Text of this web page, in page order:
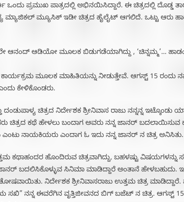
ಒಂದು ಪ್ರಮುಖ ಪಾತ್ರದಲ್ಲಿ ಅಭಿನಯಿಸಿದ್ದಾರೆ. ಈ ಚಿತ್ರದಲ್ಲಿ ದೊಡ್ಡ
ಮ್ಯಾಜಿಕಲ್ ಮ್ಯೂಸಿಕ್ ಇಡೀ ಚಿತ್ರದ ಹೈಲೈಟ್ ಆಗಲಿದೆ. ಒಟ್ಟು ಆರು
ಆನಂದ್ ಆಡಿಯೋ ಮೂಲಕ ಬಿಡುಗಡೆಯಾಗಿದ್ದು , ‘ಚಿನ್ನಮ್ಮ’…
ಕಾರ್ಯಕ್ರಮ ಮೂಲಕ ಮಾಹಿತಿಯನ್ನು ನೀಡುತ್ತೇವೆ. ಆಗಸ್ಟ್ 15 ರಂದು
ಕೇಳಿಕೊಂಡರು.
ಚಿತ್ರದ ನಿರ್ದೇಶಕ ಶ್ರೀನಿವಾಸ ರಾಜು ನನ್ನನ್ನ
ಕಥೆ ಹೇಳಲು ಬಂದಾಗ ಅವರು ನನ್ನ ಜಾನರ್ ಬದಲಾಯಿಸುವ
ನಾಯಕಿಯರು ಎಂದಾಗ ಓ ಇದು ನನ್ನ ಜಾನರ್ ನ ಚಿತ್ರ ಅನಿಸಿತು.
ಕಥಾಹಂದರ ಹೊಂದಿರುವ ಚಿತ್ರವಾಗಿದ್ದು, ಬಹಳಷ್ಟು ವಿಷಯಗಳನ್ನು
ಬದಲಿಸಿಕೊಳ್ಳುವ ಸಿನಿಮಾ ಮಾಡಿದ್ದಾರೆ ಅಂತಾನೆ ಹೇಳಬಹುದು.
ನಿರ್ದೇಶಕ ಶ್ರೀನಿವಾಸರಾಜು ಉತ್ತಮ ಚಿತ್ರ
ಸಖಿ” ನನ್ನ ಈವರೆಗಿನ ವೃತ್ತಿಜೀವನದ ಬಿಗ್ ಬಜೆಟ್ ನ ಚಿತ್ರ. ಆಗಸ್ಟ್